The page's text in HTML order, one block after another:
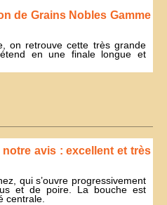
de Grains Nobles Gamme
on retrouve cette très grande
en une finale longue et
avis : excellent et très
qui s’ouvre progressivement
et de poire. La bouche est
centrale.